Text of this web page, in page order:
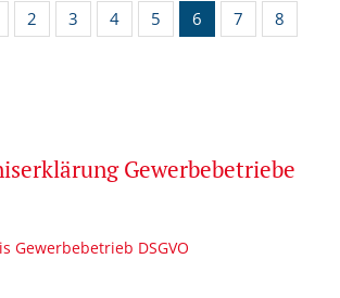
2 3 4 5 6 7
8
Gewerbebetriebe
Gewerbebetrieb DSGVO